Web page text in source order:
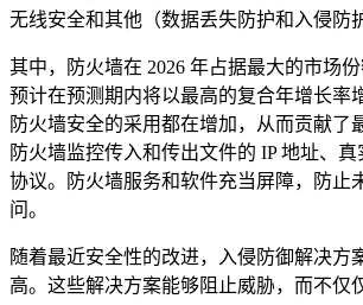
无线安全和其他（数据丢失防护和入侵防
其中，防火墙在 2026 年占据最大的市场份
预计在预测期内将以最高的复合年增长率
防火墙安全的采用都在增加，从而贡献了
防火墙监控传入和传出文件的 IP 地址、
协议。防火墙服务和软件充当屏障，防止
问。
随着最近安全性的改进，入侵防御解决方
高。这些解决方案能够阻止威胁，而不仅